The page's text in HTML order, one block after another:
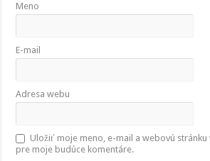
Meno
E-mail
Adresa webu
Uložiť moje meno, e-mail a webovú
pre moje budúce komentáre.